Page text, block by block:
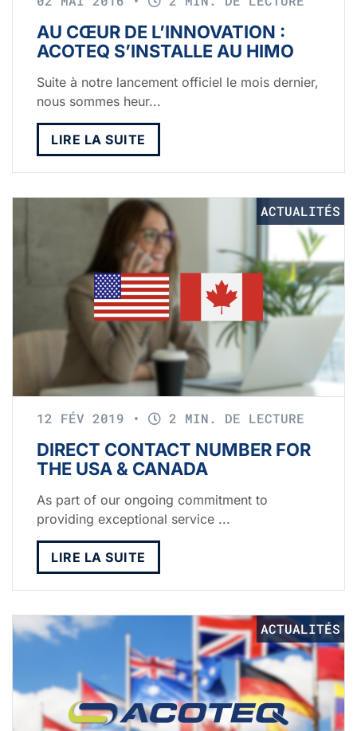
AU CŒUR DE L’INNOVATION :
ACOTEQ S’INSTALLE AU HIMO
Suite à notre lancement officiel le mois dernier,
nous sommes heur...
LIRE LA SUITE
ACTUALITÉS
12 FÉV 2019 • 2 MIN. DE LECTURE
DIRECT CONTACT NUMBER FOR
THE USA & CANADA
As part of our ongoing commitment to
providing exceptional service ...
LIRE LA SUITE
ACTUALITÉS